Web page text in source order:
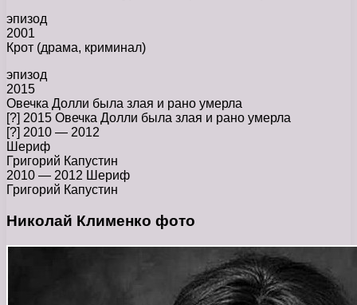
эпизод
2001
Крот (драма, криминал)
эпизод
2015
Овечка Долли была злая и рано умерла
[?] 2015 Овечка Долли была злая и рано умерла
[?] 2010 — 2012
Шериф
Григорий Капустин
2010 — 2012 Шериф
Григорий Капустин
Николай Клименко фото